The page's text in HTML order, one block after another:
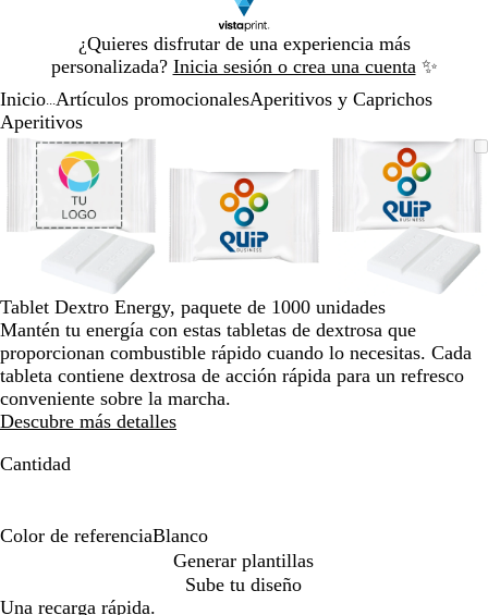
¿Quieres disfrutar de una experiencia más
personalizada? Inicia sesión o crea una cuenta ✨
1
Inicio Artículos promocionalesAperitivos y Caprichos
Aperitivos
Imagen
ampliable
Acercado
hasta
mínimo
Haz
clic
para
expandir
Utiliza
las
teclas
de
más
menos
para
ampliar
y
alejar
y
las
la
ampliable
hasta
mínimo
clic
para
expandir
las
teclas
de
más
y
para
ampliar
y
alejar
imagen
Imagen
ampliable
Acercado
hasta
mínimo
Haz
clic
para
expandir
Utiliza
las
teclas
de
más
y
menos
ampliar
y
alejar
Diapositiva
Tablet Dextro Energy, paquete de 1000 unidades
Mantén tu energía con estas tabletas de dextrosa que
proporcionan combustible rápido cuando lo necesitas. Cada
tableta contiene dextrosa de acción rápida para un refresco
conveniente sobre la marcha.
Descubre más detalles
Cantidad
Color de referenciaBlanco
a
Generar plantillas
Sube tu diseño
Una recarga rápida.